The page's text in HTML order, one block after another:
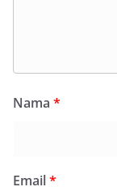
Nama *
Email*